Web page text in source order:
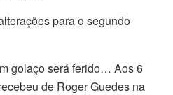
para o segundo
golaço será ferido… Aos 6
de Roger Guedes na